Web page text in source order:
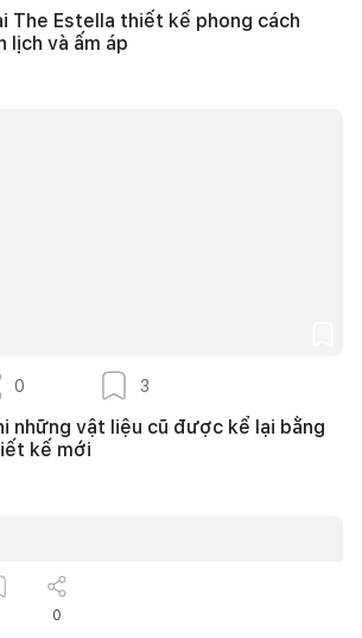
The Estella thiết kế phong cách
lịch và ấm áp
0 3
những vật liệu cũ được kể lại bằng
kế mới
0
Mua sắm hoàn thiện nhà